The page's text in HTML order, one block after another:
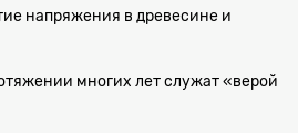
напряжения в древесине и
многих лет служат «верой